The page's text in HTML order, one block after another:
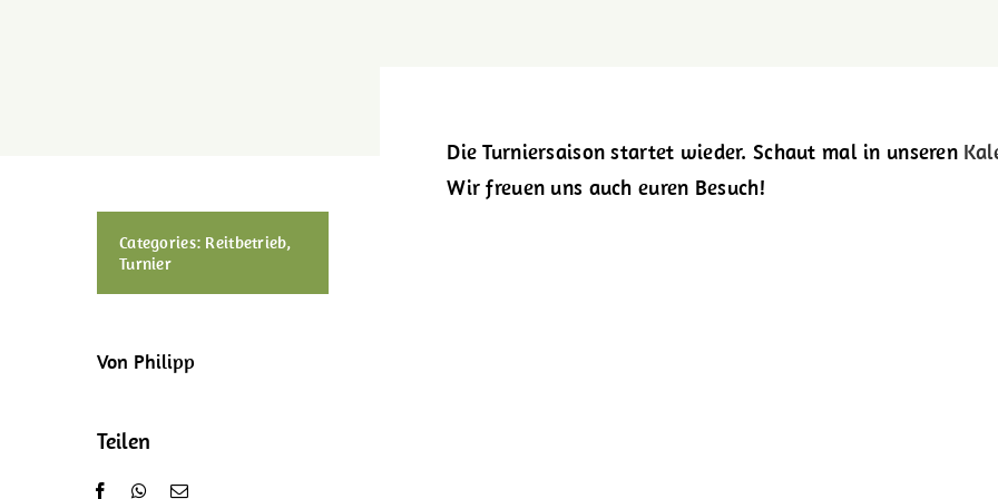
Categories: Reitbetrieb,
Turnier
Von Philipp
Teilen
Die Turniersaison startet wieder. Schaut mal in unseren
Wir freuen uns auch euren Besuch!